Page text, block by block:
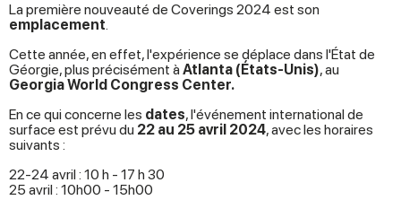
La première nouveauté de Coverings 2024 est son
emplacement.
Cette année, en effet, l'expérience se déplace dans l'État de
Géorgie, plus précisément à Atlanta (États-Unis), au
Georgia World Congress Center.
En ce qui concerne les dates, l'événement international de
surface est prévu du 22 au 25 avril 2024, avec les horaires
suivants :
22-24 avril : 10 h - 17 h 30
25 avril : 10h00 - 15h00